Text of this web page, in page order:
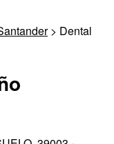
> Dental